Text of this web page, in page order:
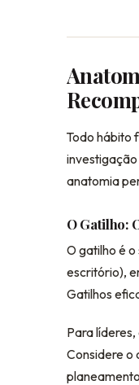
Todo hábito
investigação
anatomia
O Gatilho:
O gatilho é
escritório),
Gatilhos
Para
Considere o